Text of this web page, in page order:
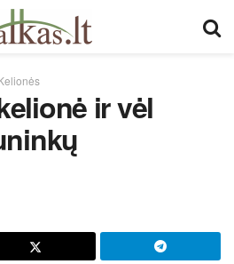
ir vėl